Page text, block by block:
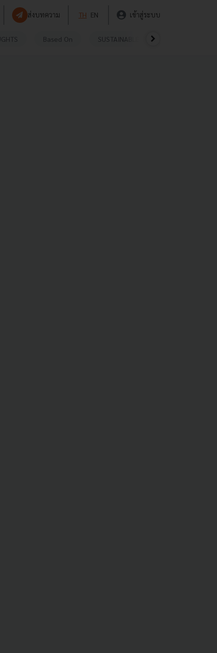
ส่งบทความ TH EN เข้าสู่ระบบ
Based On SUSTAINABLE